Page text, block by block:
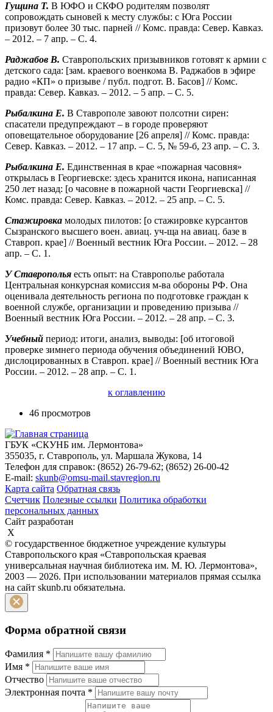
Гущина Т. В ЮФО и СКФО родителям позволят
сопровождать сыновей к месту службы: с Юга России
призовут более 30 тыс. парней // Комс. правда: Север. Кавказ.
– 2012. – 7 апр. – С. 4.
Раджабов В. Ставропольских призывников готовят к армии с
детского сада: [зам. краевого военкома В. Раджабов в эфире
радио «КП» о призыве / публ. подгот. В. Басов] // Комс.
правда: Север. Кавказ. – 2012. – 5 апр. – С. 5.
Рыбалкина Е. В Ставрополе завоют полсотни сирен:
спасатели предупреждают – в городе проверяют
оповещательное оборудование [26 апреля] // Комс. правда:
Север. Кавказ. – 2012. – 17 апр. – С. 5, № 59-б, 23 апр. – С. 3.
Рыбалкина Е. Единственная в крае «пожарная часовня»
открылась в Георгиевске: здесь хранится икона, написанная
250 лет назад: [о часовне в пожарной части Георгиевска] //
Комс. правда: Север. Кавказ. – 2012. – 25 апр. – С. 5.
Стажировка молодых пилотов: [о стажировке курсантов
Сызранского высшего воен. авиац. уч-ща на авиац. базе в
Ставроп. крае] // Военный вестник Юга России. – 2012. – 28
апр. – С. 1.
У Ставрополья есть опыт: на Ставрополье работала
Центральная конкурсная комиссия м-ва обороны РФ. Она
оценивала деятельность региона по подготовке граждан к
военной службе, организации и проведению призыва //
Военный вестник Юга России. – 2012. – 28 апр. – С. 3.
Учебный период: итоги, анализ, выводы: [об итоговой
проверке зимнего периода обучения объединений ЮВО,
дислоцированных в Ставроп. крае] // Военный вестник Юга
России. – 2012. – 28 апр. – С. 1.
к оглавлению
46 просмотров
ГБУК «СКУНБ им. Лермонтова»
355035, г. Ставрополь, ул. Маршала Жукова, 14
Телефон для справок: (8652) 26-79-62; (8652) 26-00-42
E-mail: skunb@omsu-mail.stavregion.ru
Карта сайта Обратная связь
Счетчик Полезные ссылки Политика обработки
персональных данных
Сайт разработан
X
© государственное бюджетное учреждение культуры
Ставропольского края «Ставропольская краевая
универсальная научная библиотека им. М. Ю. Лермонтова»,
2003 — 2026. При использовании материалов прямая ссылка
на сайт skunb.ru обязательна.
Форма обратной связи
Фамилия *
Имя *
Отчество
Электронная почта *